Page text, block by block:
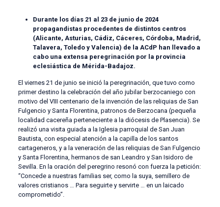
Durante los días 21 al 23 de junio de 2024
propagandistas procedentes de distintos centros
(Alicante, Asturias, Cádiz, Cáceres, Córdoba, Madrid,
Talavera, Toledo y Valencia) de la ACdP han llevado a
cabo una extensa peregrinación por la provincia
eclesiástica de Mérida-Badajoz.
El viernes 21 de junio se inició la peregrinación, que tuvo como
primer destino la celebración del año jubilar berzocaniego con
motivo del VIII centenario de la invención de las reliquias de San
Fulgencio y Santa Florentina, patronos de Berzocana (pequeña
localidad cacereña perteneciente a la diócesis de Plasencia). Se
realizó una visita guiada a la Iglesia parroquial de San Juan
Bautista, con especial atención a la capilla de los santos
cartageneros, y a la veneración de las reliquias de San Fulgencio
y Santa Florentina, hermanos de san Leandro y San Isidoro de
Sevilla. En la oración del peregrino resonó con fuerza la petición:
“Concede a nuestras familias ser, como la suya, semillero de
valores cristianos … Para seguirte y servirte … en un laicado
comprometido”.